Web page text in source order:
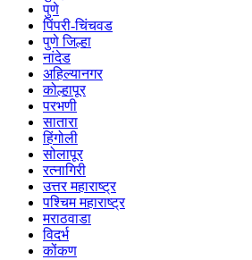
पुणे
पिंपरी-चिंचवड
पुणे जिल्हा
नांदेड
अहिल्यानगर
कोल्हापूर
परभणी
सातारा
हिंगोली
सोलापूर
रत्नागिरी
उत्तर महाराष्ट्र
पश्चिम महाराष्ट्र
मराठवाडा
विदर्भ
कोंकण